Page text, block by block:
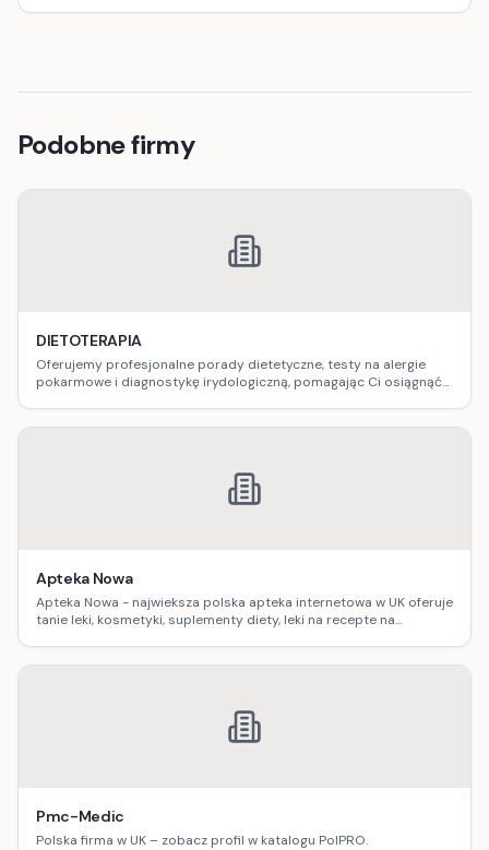
Podobne firmy
DIETOTERAPIA
Oferujemy profesjonalne porady dietetyczne, testy na alergie
pokarmowe i diagnostykę irydologiczną, pomagając Ci osiągnąć
Apteka Nowa
Apteka Nowa - najwieksza polska apteka internetowa w UK oferuje
tanie leki, kosmetyki, suplementy diety, leki na recepte na
Pmc-Medic
Polska firma w UK – zobacz profil w katalogu PolPRO.